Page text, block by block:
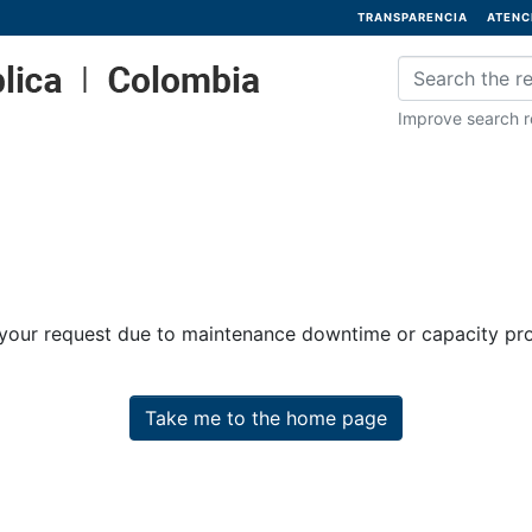
TRANSPARENCIA
Improve search
request due to maintenance downtime or capacity
Take me to the home page